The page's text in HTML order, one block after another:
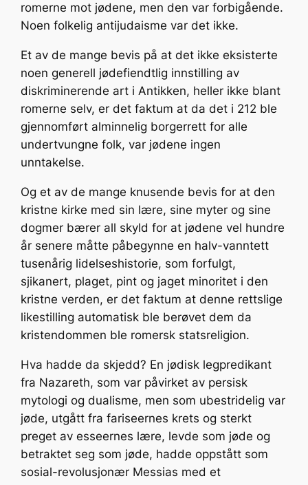
romerne mot jødene, men den var forbigående.
Noen folkelig antijudaisme var det ikke.
Et av de mange bevis på at det ikke eksisterte
noen generell jødefiendtlig innstilling av
diskriminerende art i Antikken, heller ikke blant
romerne selv, er det faktum at da det i 212 ble
gjennomført alminnelig borgerrett for alle
undertvungne folk, var jødene ingen
unntakelse.
Og et av de mange knusende bevis for at den
kristne kirke med sin lære, sine myter og sine
dogmer bærer all skyld for at jødene vel hundre
år senere måtte påbegynne en halv-vanntett
tusenårig lidelseshistorie, som forfulgt,
sjikanert, plaget, pint og jaget minoritet i den
kristne verden, er det faktum at denne rettslige
likestilling automatisk ble berøvet dem da
kristendommen ble romersk statsreligion.
Hva hadde da skjedd? En jødisk legpredikant
fra Nazareth, som var påvirket av persisk
mytologi og dualisme, men som ubestridelig var
jøde, utgått fra fariseernes krets og sterkt
preget av esseernes lære, levde som jøde og
betraktet seg som jøde, hadde oppstått som
sosial-revolusjonær Messias med et